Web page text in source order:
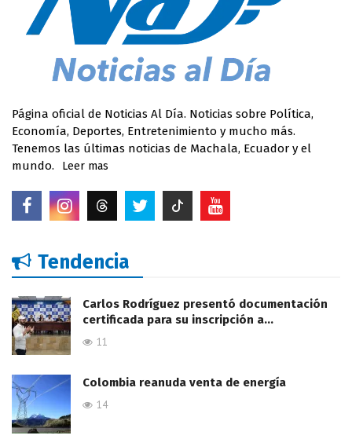
Página oficial de Noticias Al Día. Noticias sobre Política,
Economía, Deportes, Entretenimiento y mucho más.
Tenemos las últimas noticias de Machala, Ecuador y el
mundo.
Leer mas
Tendencia
Carlos Rodríguez presentó documentación
certificada para su inscripción a…
11
Colombia reanuda venta de energía
14